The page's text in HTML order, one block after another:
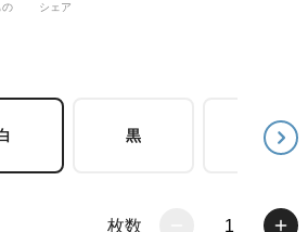
の シェア
黒 茶
枚数 1